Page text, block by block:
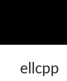
ellcpp